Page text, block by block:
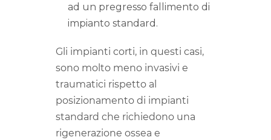
ad un pregresso fallimento di
impianto standard.
Gli impianti corti, in questi casi,
sono molto meno invasivi e
traumatici rispetto al
posizionamento di impianti
standard che richiedono una
rigenerazione ossea e